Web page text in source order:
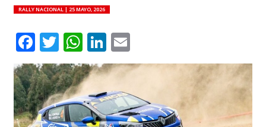
RALLY NACIONAL | 25 MAYO, 2026
Facebook
Twitter
WhatsApp
LinkedIn
Email